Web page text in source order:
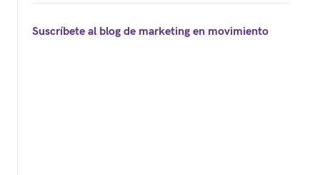
Suscríbete al blog de marketing en movimiento